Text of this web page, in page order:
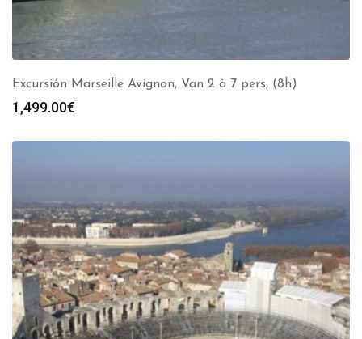
Excursión Marseille Avignon, Van 2 à 7 pers, (8h)
1,499.00€